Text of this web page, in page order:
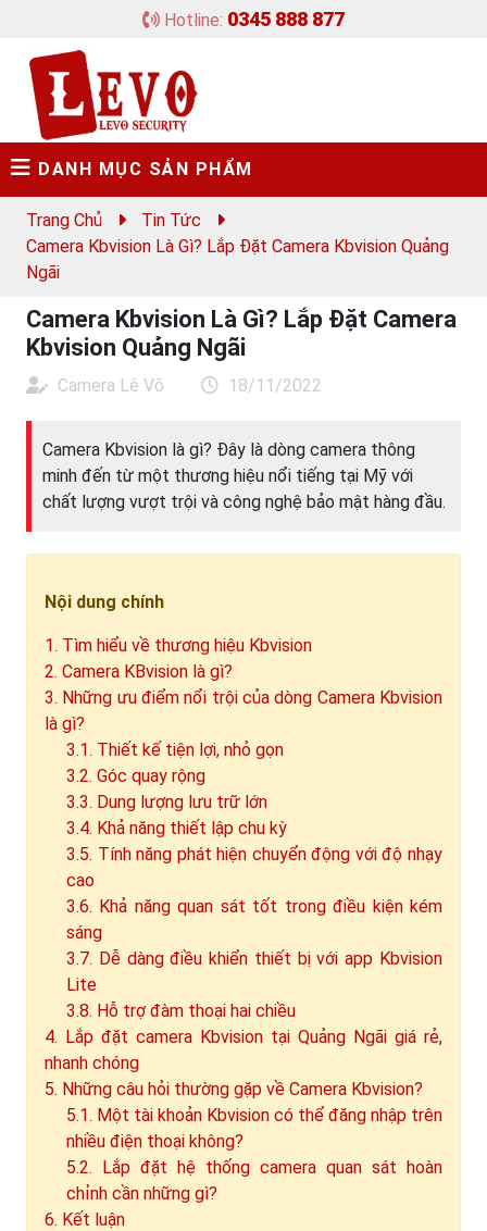
Hotline: 0345 888 877
DANH MỤC SẢN PHẨM
Trang Chủ
Tin Tức
Camera Kbvision Là Gì? Lắp Đặt Camera Kbvision Quảng
Ngãi
Camera Kbvision Là Gì? Lắp Đặt Camera
Kbvision Quảng Ngãi
Camera Lê Võ 18/11/2022
Camera Kbvision là gì? Đây là dòng camera thông
minh đến từ một thương hiệu nổi tiếng tại Mỹ với
chất lượng vượt trội và công nghệ bảo mật hàng đầu.
Nội dung chính
1. Tìm hiểu về thương hiệu Kbvision
2. Camera KBvision là gì?
3. Những ưu điểm nổi trội của dòng Camera Kbvision
là gì?
3.1. Thiết kế tiện lợi, nhỏ gọn
3.2. Góc quay rộng
3.3. Dung lượng lưu trữ lớn
3.4. Khả năng thiết lập chu kỳ
3.5. Tính năng phát hiện chuyển động với độ nhạy
cao
3.6. Khả năng quan sát tốt trong điều kiện kém
sáng
3.7. Dễ dàng điều khiển thiết bị với app Kbvision
Lite
3.8. Hỗ trợ đàm thoại hai chiều
4. Lắp đặt camera Kbvision tại Quảng Ngãi giá rẻ,
nhanh chóng
5. Những câu hỏi thường gặp về Camera Kbvision?
5.1. Một tài khoản Kbvision có thể đăng nhập trên
nhiều điện thoại không?
5.2. Lắp đặt hệ thống camera quan sát hoàn
chỉnh cần những gì?
6. Kết luận